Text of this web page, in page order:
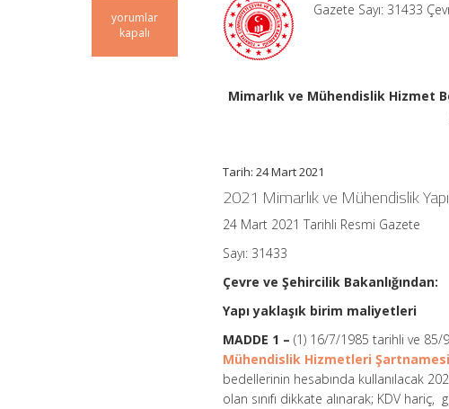
Mimarlık
yorumlar
kapalı
Gazete Sayı: 31433
Mimarlık ve Mühendislik Hizmet
Tarih: 24 Mart 2021
2021 Mimarlık ve Mühendislik
24 Mart 2021 Tarihli Resmi Gazete
Sayı: 31433
Çevre ve Şehircilik Bakanlığından:
Yapı yaklaşık birim maliyetleri
MADDE 1 – (1) 16/7/1985 tarihli ve 85/
Mühendislik Hizmetleri
bedellerinin hesabında kullanılacak
olan sınıfı dikkate alınarak; KDV